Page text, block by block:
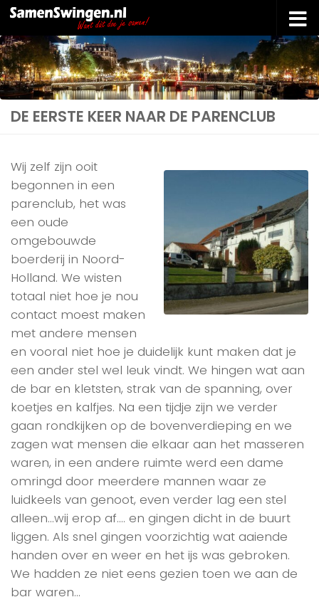
Doorgaan naar inhoud
DE EERSTE KEER NAAR DE PARENCLUB
Wij zelf zijn ooit
begonnen in een
parenclub, het was
een oude
omgebouwde
boerderij in Noord-
Holland. We wisten
totaal niet hoe je nou
contact moest maken
met andere mensen
en vooral niet hoe je duidelijk kunt maken dat je
een ander stel wel leuk vindt. We hingen wat aan
de bar en kletsten, strak van de spanning, over
koetjes en kalfjes. Na een tijdje zijn we verder
gaan rondkijken op de bovenverdieping en we
zagen wat mensen die elkaar aan het masseren
waren, in een andere ruimte werd een dame
omringd door meerdere mannen waar ze
luidkeels van genoot, even verder lag een stel
alleen…wij erop af…. en gingen dicht in de buurt
liggen. Als snel gingen voorzichtig wat aaiende
handen over en weer en het ijs was gebroken.
We hadden ze niet eens gezien toen we aan de
bar waren…